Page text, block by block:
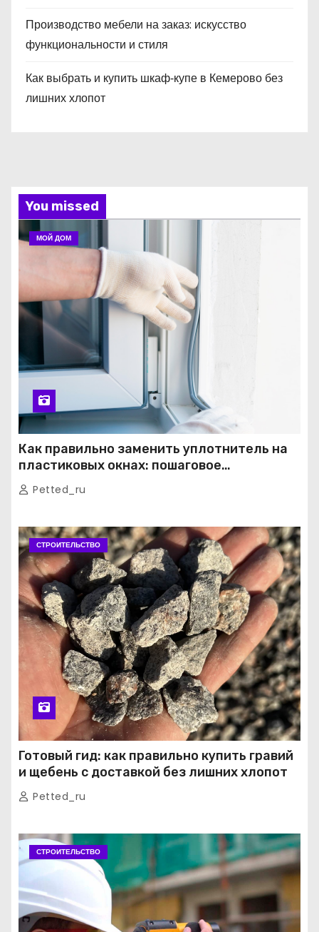
Производство мебели на заказ: искусство
функциональности и стиля
Как выбрать и купить шкаф‑купе в Кемерово без
лишних хлопот
You missed
МОЙ ДОМ
Как правильно заменить уплотнитель на
пластиковых окнах: пошаговое
руководство от экспертов
Petted_ru
СТРОИТЕЛЬСТВО
Готовый гид: как правильно купить гравий
и щебень с доставкой без лишних хлопот
Petted_ru
СТРОИТЕЛЬСТВО